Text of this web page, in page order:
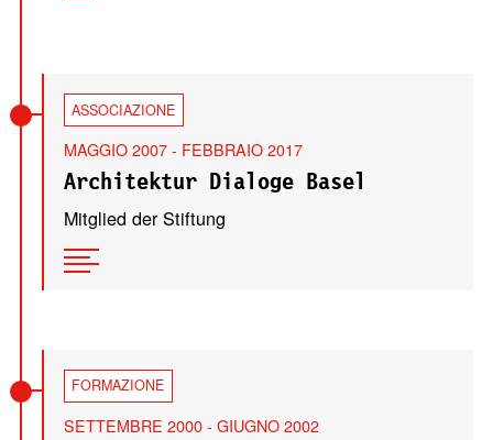
ASSOCIAZIONE
MAGGIO 2007 - FEBBRAIO 2017
Architektur Dialoge Basel
Mitglied der Stiftung
FORMAZIONE
SETTEMBRE 2000 - GIUGNO 2002